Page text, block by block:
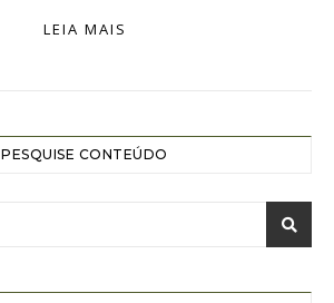
LEIA MAIS
PESQUISE CONTEÚDO